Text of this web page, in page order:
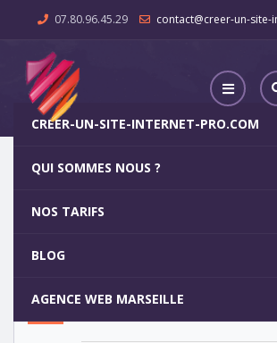
07.80.96.45.29 contact@creer-un-
CREER-UN-SITE-INTERNET-PRO.COM
QUI SOMMES NOUS ?
NOS TARIFS
BLOG
AGENCE WEB MARSEILLE
Concepteur de
15
Votre site internet pour 29€